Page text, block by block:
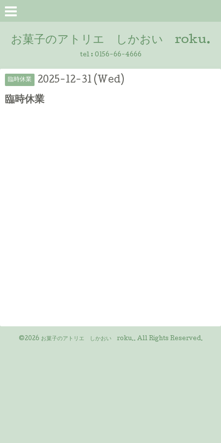
お菓子のアトリエ しかおい roku.
tel : 0156-66-4666
臨時休業 2025-12-31 (Wed)
臨時休業
©2026 お菓子のアトリエ しかおい roku.. All Rights Reserved.